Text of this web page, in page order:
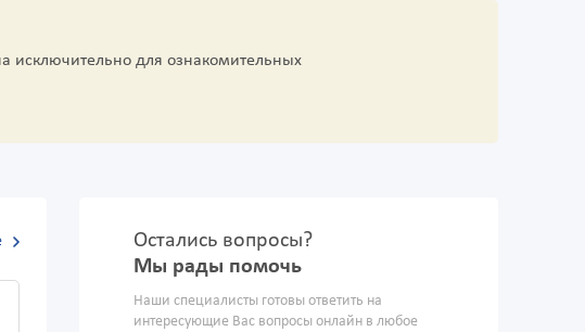
исключительно для ознакомительных
Остались вопросы?
Мы рады помочь
Наши специалисты готовы ответить на
интересующие Вас вопросы онлайн в любое